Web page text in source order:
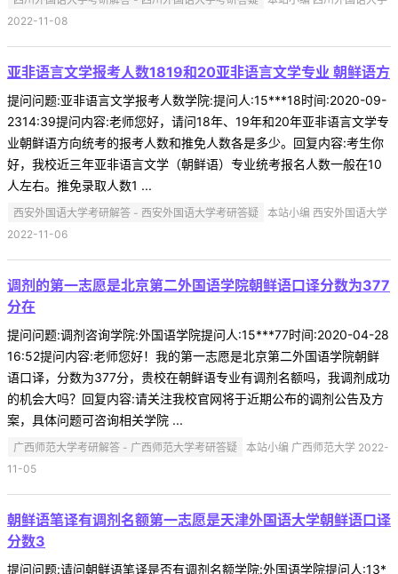
2022-11-08
亚非语言文学报考人数1819和20亚非语言文学专业 朝鲜语方
提问问题:亚非语言文学报考人数学院:提问人:15***18时间:2020-09-
2314:39提问内容:老师您好，请问18年、19年和20年亚非语言文学专
业朝鲜语方向统考的报考人数和推免人数各是多少。回复内容:考生你
好，我校近三年亚非语言文学（朝鲜语）专业统考报名人数一般在10
人左右。推免录取人数1 ...
西安外国语大学考研解答 - 西安外国语大学考研答疑
本站小编 西安外国语大学
2022-11-06
调剂的第一志愿是北京第二外国语学院朝鲜语口译分数为377
分在
提问问题:调剂咨询学院:外国语学院提问人:15***77时间:2020-04-28
16:52提问内容:老师您好！我的第一志愿是北京第二外国语学院朝鲜
语口译，分数为377分，贵校在朝鲜语专业有调剂名额吗，我调剂成功
的机会大吗？回复内容:请关注我校官网将于近期公布的调剂公告及方
案，具体问题可咨询相关学院 ...
广西师范大学考研解答 - 广西师范大学考研答疑
本站小编 广西师范大学 2022-
11-05
朝鲜语笔译有调剂名额第一志愿是天津外国语大学朝鲜语口译
分数3
提问问题:请问朝鲜语笔译是否有调剂名额学院:外国语学院提问人:13*